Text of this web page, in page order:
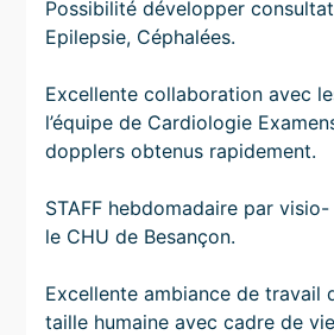
Possibilité développer
Epilepsie, Céphalées.
Excellente collaboration avec
l’équipe de Cardiologie
dopplers obtenus rapidement.
STAFF hebdomadaire par
le CHU de Besançon.
Excellente ambiance de travail
taille humaine avec cadre de